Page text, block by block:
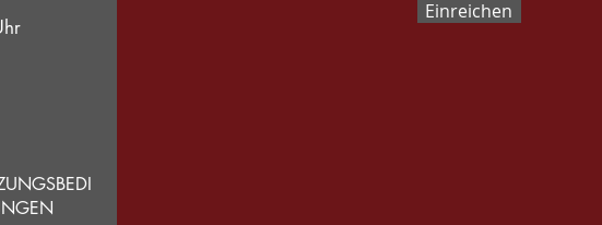
Einreichen